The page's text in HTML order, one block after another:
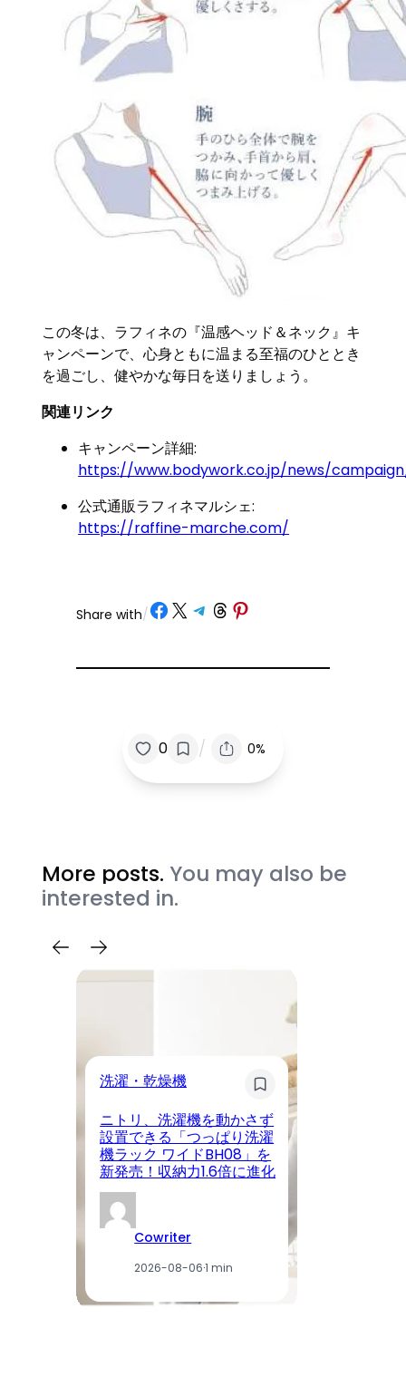
この冬は、ラフィネの『温感ヘッド＆ネック』キ
ャンペーンで、心身ともに温まる至福のひととき
を過ごし、健やかな毎日を送りましょう。
関連リンク
キャンペーン詳細:
https://www.bodywork.co.jp/news/
公式通販ラフィネマルシェ:
https://raffine-marche.com/
Share with/ Share on Facebook
Share on X Share on Telegram
Share on Threads
Share on Pinterest
0 / 0%
More posts. You may also be
interested in.
洗濯・乾燥機
ニトリ、洗濯機を動かさず
設置できる「つっぱり洗濯
機ラック ワイドBH08」を
新発売！収納力1.6倍に進化
Cowriter
2026-08-06·1 min